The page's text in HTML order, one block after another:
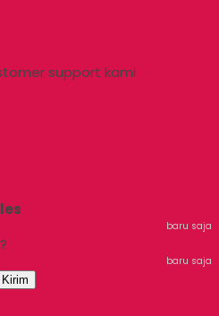
support kami
baru saja
baru saja
Kirim